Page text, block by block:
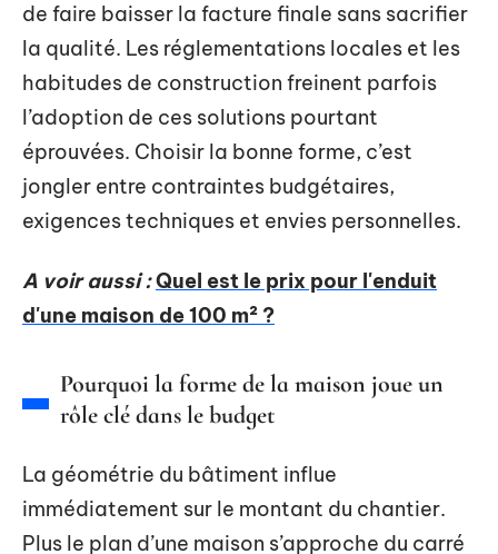
de faire baisser la facture finale sans sacrifier
la qualité. Les réglementations locales et les
habitudes de construction freinent parfois
l’adoption de ces solutions pourtant
éprouvées. Choisir la bonne forme, c’est
jongler entre contraintes budgétaires,
exigences techniques et envies personnelles.
A voir aussi :Quel est le prix pour l'enduit
d'une maison de 100 m² ?
Pourquoi la forme de la maison joue un
rôle clé dans le budget
La géométrie du bâtiment influe
immédiatement sur le montant du chantier.
Plus le plan d’une maison s’approche du carré